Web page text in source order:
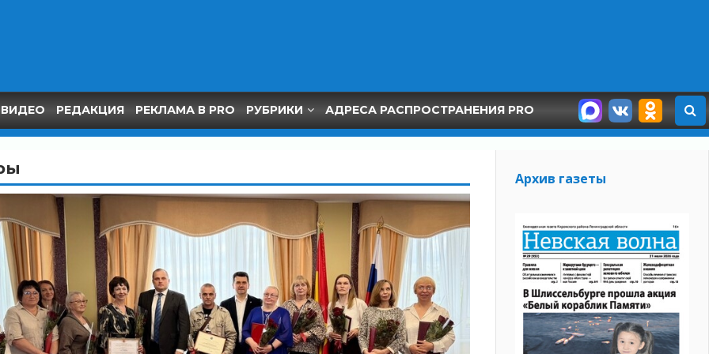
ВИДЕО РЕДАКЦИЯ РЕКЛАМА В PRO РУБРИКИ АДРЕСА РАСПРОСТРАНЕНИЯ PRO
Архив газеты